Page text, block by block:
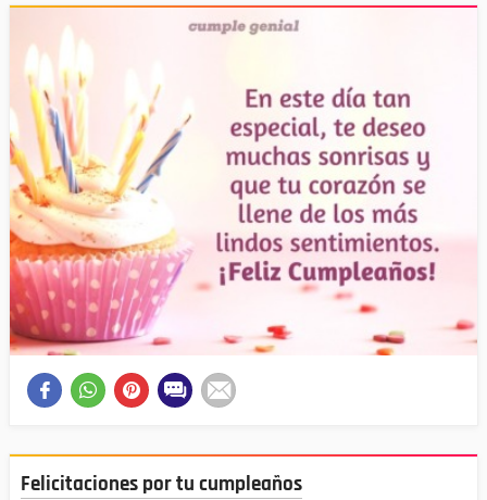
Felicitaciones por tu cumpleaños